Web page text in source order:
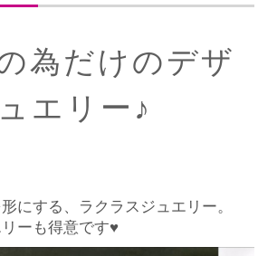
為だけのデザ
エリー♪
にする、
ラクラスジュエリー。
ーも得意です♥